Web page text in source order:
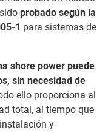
probado según la
1 para sistemas de
shore power puede
sin necesidad de
ello proporciona al
total, al tiempo que
y